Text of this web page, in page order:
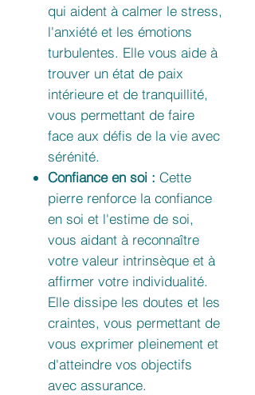
qui aident à calmer le stress,
l'anxiété et les émotions
turbulentes. Elle vous aide à
trouver un état de paix
intérieure et de tranquillité,
vous permettant de faire
face aux défis de la vie avec
sérénité.
Confiance en soi : Cette
pierre renforce la confiance
en soi et l'estime de soi,
vous aidant à reconnaître
votre valeur intrinsèque et à
affirmer votre individualité.
Elle dissipe les doutes et les
craintes, vous permettant de
vous exprimer pleinement et
d'atteindre vos objectifs
avec assurance.